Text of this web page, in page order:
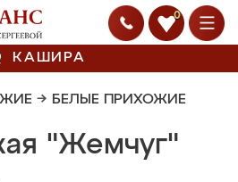
0
КАШИРА
→ БЕЛЫЕ ПРИХОЖИЕ
"Жемчуг"